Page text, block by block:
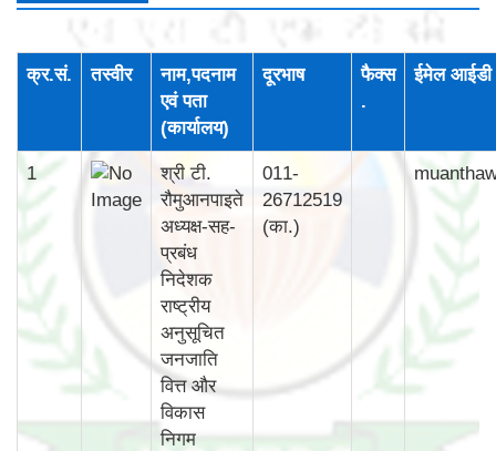
क्र.सं. तस्वीर
नाम,पदनाम
एवं पता
(कार्यालय)
दूरभाष
फैक्स
.
ईमेल आईडी
1
श्री टी.
रौमुआनपाइते
अध्यक्ष-सह-
प्रबंध
निदेशक
राष्ट्रीय
अनुसूचित
जनजाति
वित्त और
विकास
निगम
011-
26712519
(का.)